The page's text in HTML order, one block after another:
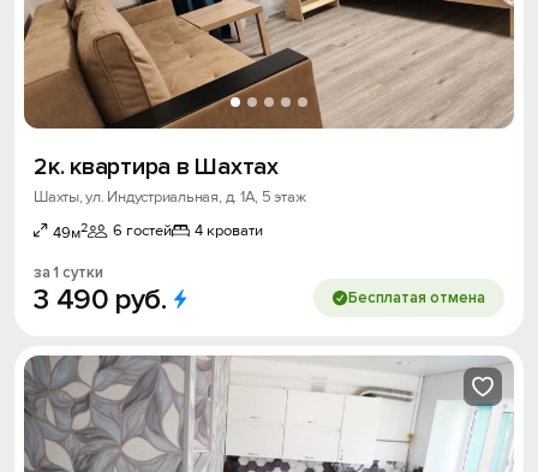
2к. квартира в Шахтах
Шахты, ул. Индустриальная, д. 1А, 5 этаж
49м2 6 гостей 4 кровати
за 1 сутки
3 490 руб. Бесплатая отмена